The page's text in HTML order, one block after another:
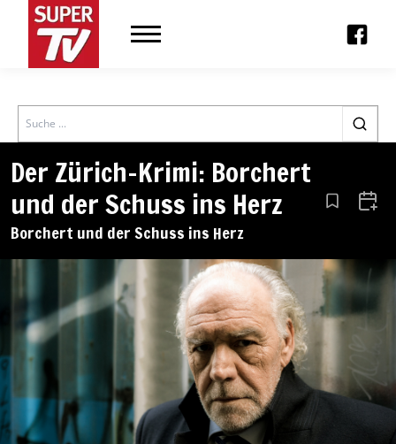
Search
Der Zürich-Krimi: Borchert
und der Schuss ins Herz
Borchert und der Schuss ins Herz
Aus den